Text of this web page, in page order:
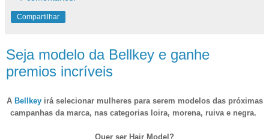
Compartilhar
Seja modelo da Bellkey e ganhe
premios incríveis
A Bellkey irá selecionar mulheres para serem modelosdas próximas
campanhas da marca, nas categorias loira, morena, ruiva e negra.
Quer ser Hair Model?